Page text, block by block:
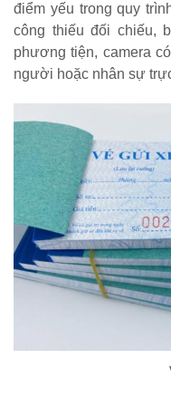
điểm yếu trong quy
công thiếu đối chiếu,
phương tiện, camera
người hoặc nhân sự